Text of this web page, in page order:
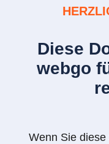
Diese
webgo
Wenn Sie